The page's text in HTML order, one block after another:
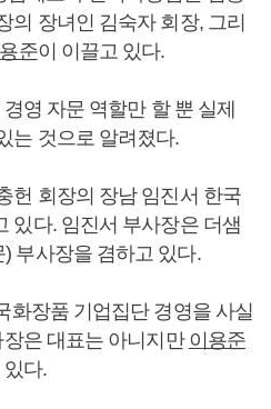
의 장녀인 김숙자 회장, 그리
준이 이끌고 있다.
영 자문 역할만 할 뿐 실제
는 것으로 알려졌다.
헌 회장의 장남 임진서 한국
있다. 임진서 부사장은 더샘
부사장을 겸하고 있다.
화장품 기업집단 경영을 사실
은 대표는 아니지만 이용준
다.